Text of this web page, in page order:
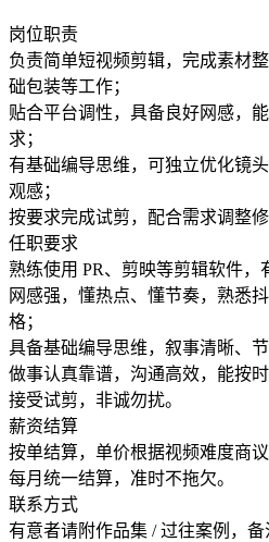
岗位职责
负责简单短视频剪辑，完成素材
础包装等工作；
贴合平台调性，具备良好网感，
求；
有基础编导思维，可独立优化镜
观感；
按要求完成试剪，配合需求调整
任职要求
熟练使用 PR、剪映等剪辑软件，
网感强，懂热点、懂节奏，熟悉
格；
具备基础编导思维，叙事清晰、节
做事认真靠谱，沟通高效，能按时
接受试剪，非诚勿扰。
薪资结算
按单结算，单价根据视频难度商议
每月统一结算，准时不拖欠。
联系方式
有意者请附作品集 / 过往案例，